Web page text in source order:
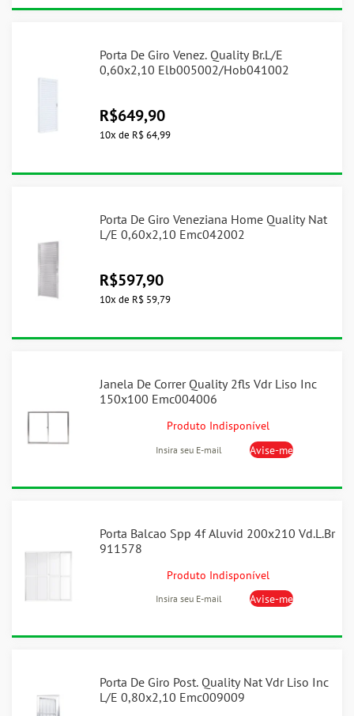
Porta De Giro Venez. Quality Br.L/E
0,60x2,10 Elb005002/Hob041002
R$649,90
10x de R$ 64,99
Porta De Giro Veneziana Home Quality Nat
L/E 0,60x2,10 Emc042002
R$597,90
10x de R$ 59,79
Janela De Correr Quality 2fls Vdr Liso Inc
150x100 Emc004006
Produto Indisponível
Porta Balcao Spp 4f Aluvid 200x210 Vd.L.Br
911578
Produto Indisponível
Porta De Giro Post. Quality Nat Vdr Liso Inc
L/E 0,80x2,10 Emc009009